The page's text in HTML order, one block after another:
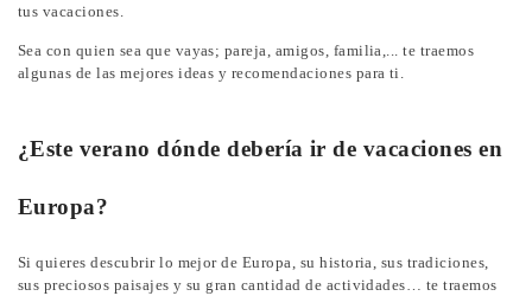
tus vacaciones.
Sea con quien sea que vayas; pareja, amigos, familia,... te traemos
algunas de las mejores ideas y recomendaciones para ti.
¿Este verano dónde debería ir de vacaciones en
Europa?
Si quieres descubrir lo mejor de Europa, su historia, sus tradiciones,
sus preciosos paisajes y su gran cantidad de actividades… te traemos